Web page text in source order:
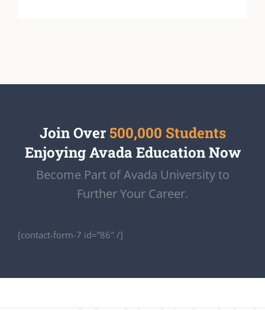
Join Over 500,000 Students
Enjoying Avada Education Now
Become Part of Avada University to
Further Your Career.
[contact-form-7 id=”86″ /]